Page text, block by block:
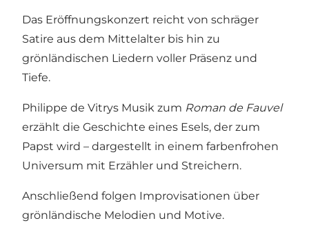
Das Eröffnungskonzert reicht von schräger
Satire aus dem Mittelalter bis hin zu
grönländischen Liedern voller Präsenz und
Tiefe.
Philippe de Vitrys Musik zum Roman de Fauvel
erzählt die Geschichte eines Esels, der zum
Papst wird – dargestellt in einem farbenfrohen
Universum mit Erzähler und Streichern.
Anschließend folgen Improvisationen über
grönländische Melodien und Motive.